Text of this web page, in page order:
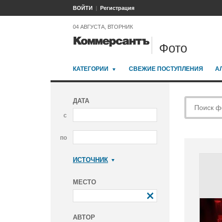
ВОЙТИ Регистрация
04 АВГУСТА, ВТОРНИК
Фото
КАТЕГОРИИ СВЕЖИЕ ПОСТУПЛЕНИЯ
ДАТА
с
по
ИСТОЧНИК
МЕСТО
АВТОР